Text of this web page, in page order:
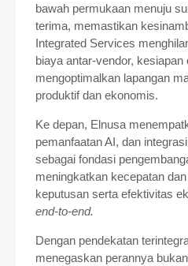
bawah permukaan menuju
terima, memastikan
Integrated Services
biaya antar‑vendor, kesiapan
mengoptimalkan lapangan
produktif dan ekonomis.
Ke depan, Elnusa
pemanfaatan AI, dan
sebagai fondasi
meningkatkan kecepatan
keputusan serta efektivitas
end‑to‑end.
Dengan pendekatan
menegaskan perannya